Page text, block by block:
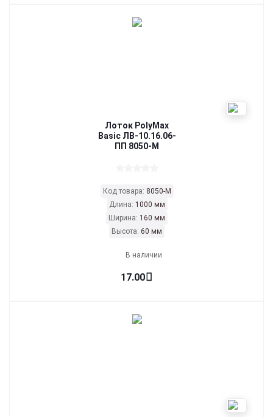
Лоток PolyMax
Basic ЛВ-10.16.06-
ПП 8050-М
Код товара: 8050-М
Длина: 1000 мм
Ширина: 160 мм
Высота: 60 мм
В наличии
17.00